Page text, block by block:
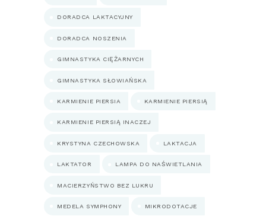
DORADCA LAKTACYJNY
DORADCA NOSZENIA
GIMNASTYKA CIĘŻARNYCH
GIMNASTYKA SŁOWIAŃSKA
KARMIENIE PIERSIA KARMIENIE PIERSIĄ
KARMIENIE PIERSIĄ INACZEJ
KRYSTYNA CZECHOWSKA LAKTACJA
LAKTATOR LAMPA DO NAŚWIETLANIA
MACIERZYŃSTWO BEZ LUKRU
MEDELA SYMPHONY MIKRODOTACJE